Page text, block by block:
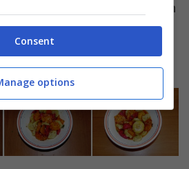
zucchero e limone preparato in
il tutto e lasciate
una mezz’ora, dopodiché
Consent
options